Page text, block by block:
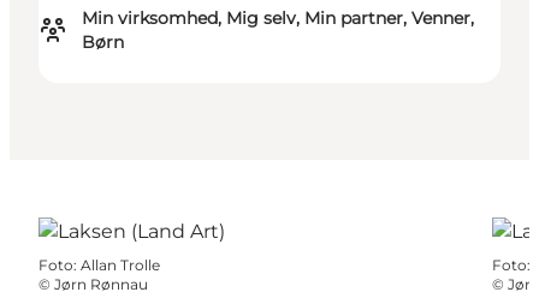
Min virksomhed, Mig selv, Min partner, Venner,
Børn
Foto: Allan Trolle
© Jørn Rønnau
Foto:
©